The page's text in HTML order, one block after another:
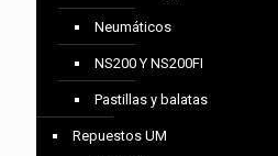
Neumáticos
NS200 Y NS200FI
Pastillas y balatas
Repuestos UM